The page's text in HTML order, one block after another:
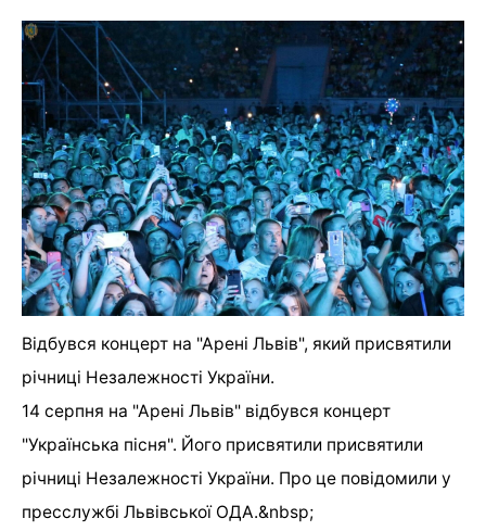
Відбувся концерт на "Арені Львів", який присвятили
річниці Незалежності України.
14 серпня на "Арені Львів" відбувся концерт
"Українська пісня". Його присвятили присвятили
річниці Незалежності України. Про це повідомили у
пресслужбі Львівської ОДА.&nbsp;